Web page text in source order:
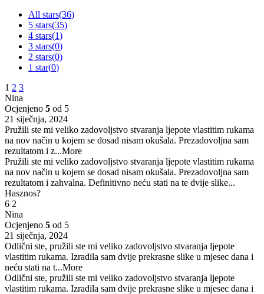
All stars(36)
5 stars(35)
4 stars(1)
3 stars(0)
2 stars(0)
1 star(0)
1 2 3
Nina
Ocjenjeno 5 od 5
21 siječnja, 2024
Pružili ste mi veliko zadovoljstvo stvaranja ljepote vlastitim rukama
na nov način u kojem se dosad nisam okušala. Prezadovoljna sam
rezultatom i z...More
Pružili ste mi veliko zadovoljstvo stvaranja ljepote vlastitim rukama
na nov način u kojem se dosad nisam okušala. Prezadovoljna sam
rezultatom i zahvalna. Definitivno neću stati na te dvije slike...
Hasznos?
6 2
Nina
Ocjenjeno 5 od 5
21 siječnja, 2024
Odlični ste, pružili ste mi veliko zadovoljstvo stvaranja ljepote
vlastitim rukama. Izradila sam dvije prekrasne slike u mjesec dana i
neću stati na t...More
Odlični ste, pružili ste mi veliko zadovoljstvo stvaranja ljepote
vlastitim rukama. Izradila sam dvije prekrasne slike u mjesec dana i